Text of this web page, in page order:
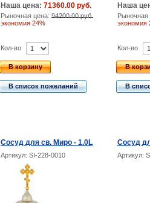
Наша цена: 71360.00 руб.
Рыночная цена: 94200.00 руб.
экономия 24%
Наша
экономия
Кол-во
В корзину
В список пожеланий
Кол-во
В
В
Сосуд для св. Миро - 1.0L Сосуд
Артикул: SI-228-0010 Артикул: